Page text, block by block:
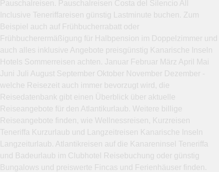
Pauschalreisen. Pauschalreisen Costa del Silencio All
Inclusive Teneriffareisen günstig Lastminute buchen. Zum
Beispiel auch auf Frühbucherrabatt oder
Frühbucherermäßigung für Halbpension im Doppelzimmer und
auch alles inklusive Angebote preisgünstig Kanarische Inseln
Hotels Sommerreisen achten. Januar Februar März April Mai
Juni Juli August September Oktober November Dezember -
welche Reisezeit auch immer bevorzugt wird, die
Reisedatenbank gibt einen Überblick über aktuelle
Reiseangebote für den Atlantikurlaub. Weitere billige
Reiseangebote finden, wie Wellnessreisen, Kurzreisen
Teneriffa Kurzurlaub und Langzeitreisen Kanarische Inseln
Langzeiturlaub. Atlantikreisen auf die Kanareninsel Teneriffa
und Badeurlaub im Clubhotel Reisebuchung oder günstig
Bungalows und preiswerte Fincas und Ferienhäuser finden.